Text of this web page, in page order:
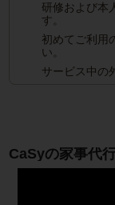
研修および本
す。
初めてご利用
い。
サービス中の
CaSyの家事代